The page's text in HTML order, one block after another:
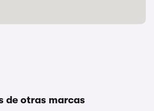
de otras marcas